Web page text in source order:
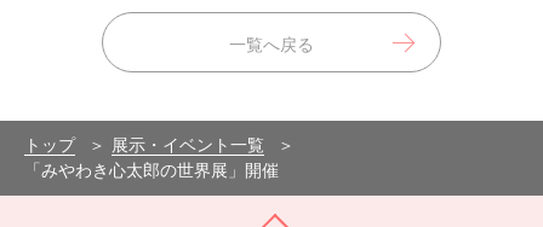
一覧へ戻る
トップ
展示・イベント一覧
「みやわき心太郎の世界展」開催